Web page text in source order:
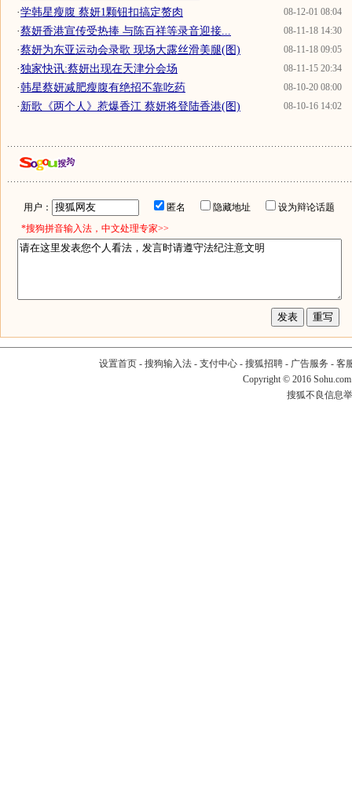
08-12-01 08:04
·学韩星瘦腹 蔡妍1颗钮扣搞定赘肉
08-11-18 14:30
·蔡妍香港宣传受热捧 与陈百祥等录音迎接...
08-11-18 09:05
·蔡妍为东亚运动会录歌 现场大露丝滑美腿(图)
08-11-15 20:34
·独家快讯:蔡妍出现在天津分会场
08-10-20 08:00
·韩星蔡妍减肥瘦腹有绝招不靠吃药
08-10-16 14:02
·新歌《两个人》惹爆香江 蔡妍将登陆香港(图)
用户： 匿名 隐藏地址
设为辩论话题
*搜狗拼音输入法，中文处理专家>>
设置首页- 搜狗输入法- 支付中心- 搜狐招聘- 广告服务 - 客
Copyright © 2016
搜狐不良信息